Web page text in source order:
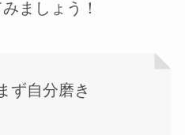
ましょう！
ず自分磨き